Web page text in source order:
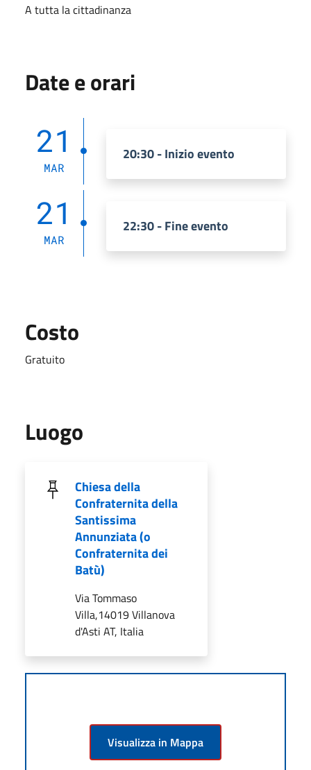
A tutta la cittadinanza
Date e orari
21
MAR
20:30 - Inizio evento
21
MAR
22:30 - Fine evento
Costo
Gratuito
Luogo
Chiesa della
Confraternita della
Santissima
Annunziata (o
Confraternita dei
Batù)
Via Tommaso
Villa,14019 Villanova
d'Asti AT, Italia
Visualizza in Mappa